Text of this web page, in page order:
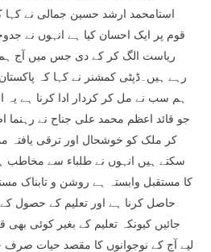
استامحمد ارشد حسین جمالی نے کہا
قوم پر ایک احسان کیا ہے انہوں نے
ریاست الگ کر کے دی جس میں آج ہم
رہے ہیں۔ڈپٹی کمشنر نے کہا کہ
ہم سب نے مل کر کردار ادا کرنا ہے
جو قائد اعظم محمد علی جناح نے رہنما
کر ملک کو خوشحال اور ترقی
سکتے ہیں انہوں نے طلباء سے مخاطب
کا مستقبل وابستہ ہے روشن و تابناک
حاصل کرنا ہے اور تعلیم کے حصول
جائیں کیونکہ تعلیم کے بغیر کوئی
لیے آج کے نوجوانوں کا مقصد حیات صرف